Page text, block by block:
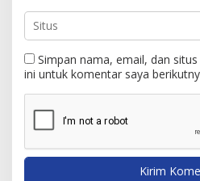
Simpan nama, email, dan
ini untuk komentar saya